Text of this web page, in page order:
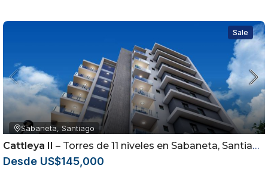
Sale
Sabaneta, Santiago
Cattleya II – Torres de 11 niveles en Sabaneta, Santiago
Desde US$145,000